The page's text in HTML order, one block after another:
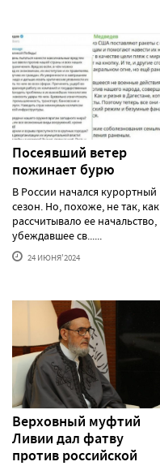
Посеявший ветер
пожинает бурю
В России начался курортный
сезон. Но, похоже, не так, как
рассчитывало ее начальство,
убеждавшее св......
24 ИЮНЯ'2024
Верховный муфтий
Ливии дал фатву
против российской